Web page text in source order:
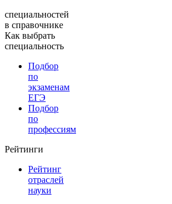
специальностей
в справочнике
Как выбрать
специальность
Подбор
по
экзаменам
ЕГЭ
Подбор
по
профессиям
Рейтинги
Рейтинг
отраслей
науки